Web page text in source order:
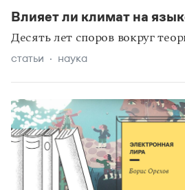
Влияет ли климат на
Десять лет споров вокруг
статьи наука